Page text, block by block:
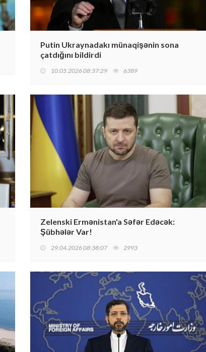
Putin Ukraynadakı münaqişənin sona
çatdığını bildirdi
10.05.2026 08:37:29 6389
Zelenski Ermənistan'a Səfər Edəcək:
Şübhələr Var!
29.04.2026 08:38:07 2993